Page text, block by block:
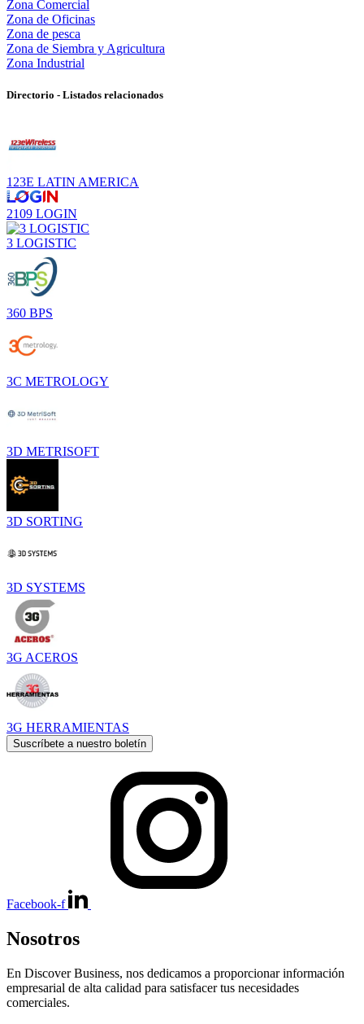
Zona Comercial
Zona de Oficinas
Zona de pesca
Zona de Siembra y Agricultura
Zona Industrial
Directorio - Listados relacionados
123E LATIN AMERICA
2109 LOGIN
3 LOGISTIC
360 BPS
3C METROLOGY
3D METRISOFT
3D SORTING
3D SYSTEMS
3G ACEROS
3G HERRAMIENTAS
Suscríbete a nuestro boletín
Facebook-f
Nosotros
En Discover Business, nos dedicamos a proporcionar información
empresarial de alta calidad para satisfacer tus necesidades
comerciales.